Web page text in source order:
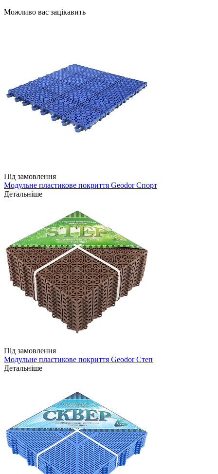
Можливо вас зацікавить
Під замовлення
Модульне пластикове покриття Geodor Спорт
Детальніше
Під замовлення
Модульне пластикове покриття Geodor Степ
Детальніше